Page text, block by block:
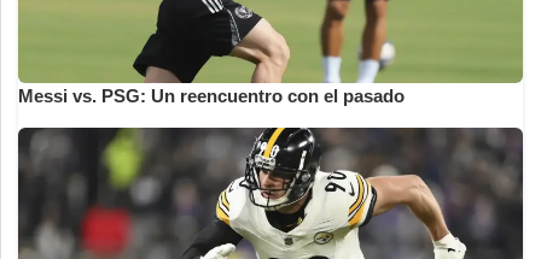
Messi vs. PSG: Un reencuentro con el pasado